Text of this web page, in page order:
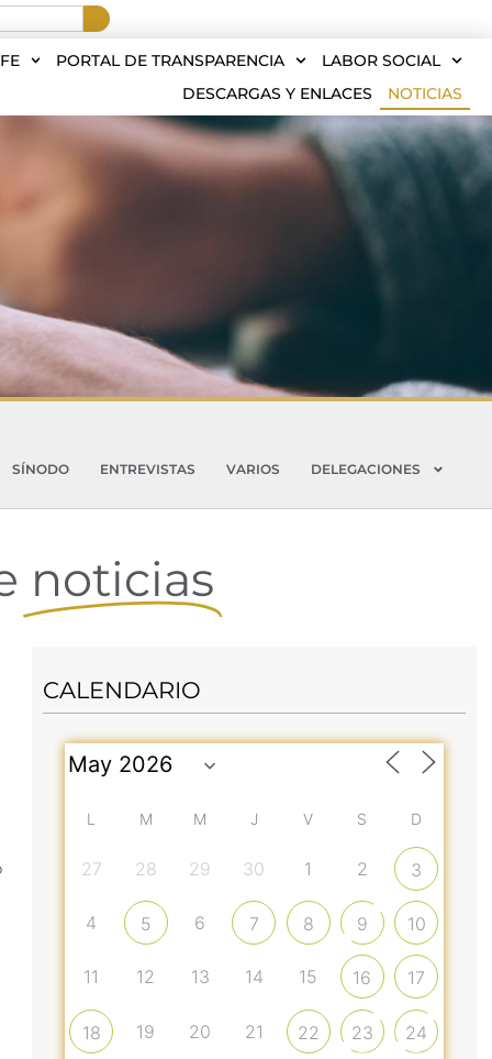
PORTAL DE TRANSPARENCIA
LABOR SOCIAL
DESCARGAS Y ENLACES
NOTICIAS
SÍNODO ENTREVISTAS VARIOS DELEGACIONES
noticias
CALENDARIO
L M M J V S D
27 28 29 30 1 2 3
4 5 6 7 8 9 10
11 12 13 14 15 16 17
18 19 20 21 22 23 24